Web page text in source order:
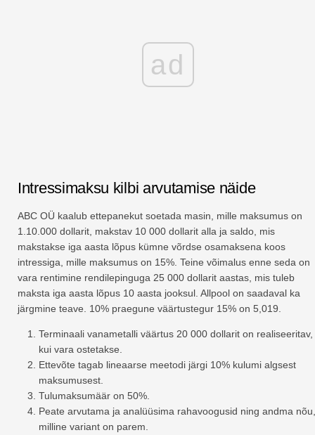
ad
Intressimaksu kilbi arvutamise näide
ABC OÜ kaalub ettepanekut soetada masin, mille maksumus on
1.10.000 dollarit, makstav 10 000 dollarit alla ja saldo, mis
makstakse iga aasta lõpus kümne võrdse osamaksena koos
intressiga, mille maksumus on 15%. Teine võimalus enne seda on
vara rentimine rendilepinguga 25 000 dollarit aastas, mis tuleb
maksta iga aasta lõpus 10 aasta jooksul. Allpool on saadaval ka
järgmine teave. 10% praegune väärtustegur 15% on 5,019.
Terminaali vanametalli väärtus 20 000 dollarit on realiseeritav,
kui vara ostetakse.
Ettevõte tagab lineaarse meetodi järgi 10% kulumi algsest
maksumusest.
Tulumaksumäär on 50%.
Peate arvutama ja analüüsima rahavoogusid ning andma nõu,
milline variant on parem.